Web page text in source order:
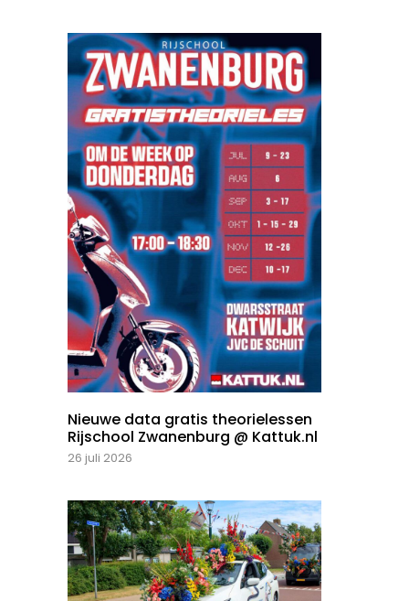
Nieuwe data gratis theorielessen
Rijschool Zwanenburg @ Kattuk.nl
26 juli 2026